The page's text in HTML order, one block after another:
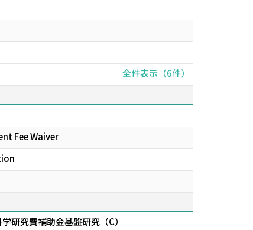
全件表示（6件）
Fee Waiver
研究費補助金基盤研究（C）